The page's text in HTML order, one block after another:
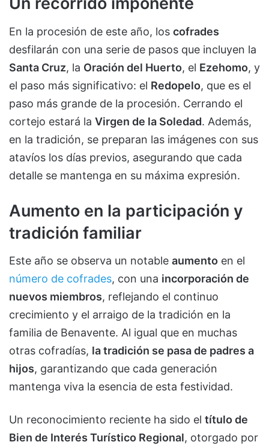
En la procesión de este año, los cofrades
desfilarán con una serie de pasos que incluyen la
Santa Cruz, la Oración del Huerto, el Ezehomo, y
el paso más significativo: el Redopelo, que es el
paso más grande de la procesión. Cerrando el
cortejo estará la Virgen de la Soledad. Además,
en la tradición, se preparan las imágenes con sus
atavíos los días previos, asegurando que cada
detalle se mantenga en su máxima expresión.
Aumento en la participación y
tradición familiar
Este año se observa un notable aumento en el
número de cofrades, con una incorporación de
nuevos miembros, reflejando el continuo
crecimiento y el arraigo de la tradición en la
familia de Benavente. Al igual que en muchas
otras cofradías, la tradición se pasa de padres a
hijos, garantizando que cada generación
mantenga viva la esencia de esta festividad.
Un reconocimiento reciente ha sido el título de
Bien de Interés Turístico Regional, otorgado por